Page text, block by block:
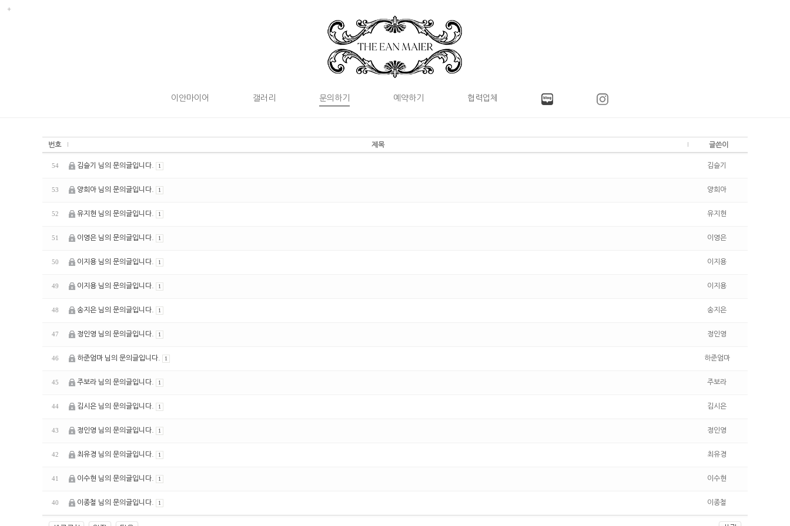
이안마이어 갤러리 문의하기 예약하기 협력업체
번호 제목 글쓴이
54 김슬기 님의 문의글입니다. 1 김슬기
53 양희아 님의 문의글입니다. 1 양희아
52 유지현 님의 문의글입니다. 1 유지현
51 이영은 님의 문의글입니다. 1 이영은
50 이지용 님의 문의글입니다. 1 이지용
49 이지용 님의 문의글입니다. 1 이지용
48 송지은 님의 문의글입니다. 1 송지은
47 정인영 님의 문의글입니다. 1 정인영
46 하준엄마 님의 문의글입니다. 1 하준엄마
45 주보라 님의 문의글입니다. 1 주보라
44 김시은 님의 문의글입니다. 1 김시은
43 정인영 님의 문의글입니다. 1 정인영
42 최유경 님의 문의글입니다. 1 최유경
41 이수현 님의 문의글입니다. 1 이수현
40 이종철 님의 문의글입니다. 1 이종철